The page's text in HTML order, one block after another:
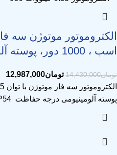
اسب ، 1000 دور، پوسته آلومینیوم
تومان14,430,000 تومان12,987,000
پوسته آلومینیومی درجه حفاظت IP54 با برق مصرفی